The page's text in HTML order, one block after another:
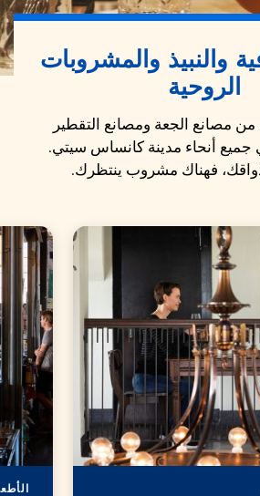
والنبيذ والمشروبات
الروحية
مصانع الجعة ومصانع التقطير
جميع أنحاء مدينة كانساس سيتي.
فهناك مشروب ينتظرك.